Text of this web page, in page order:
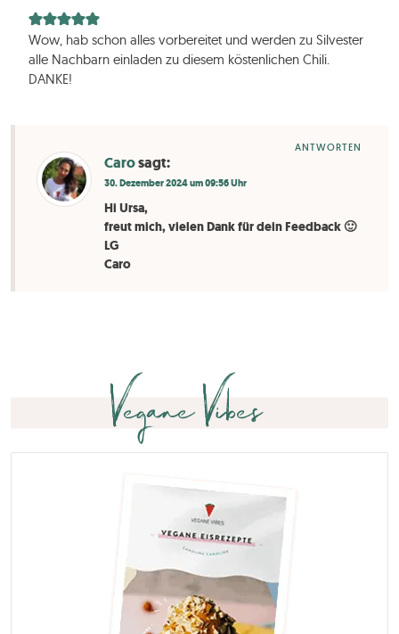
Wow, hab schon alles vorbereitet und werden zu Silvester
alle Nachbarn einladen zu diesem köstenlichen Chili.
DANKE!
Carosagt:
30. Dezember 2024 um 09:56 Uhr
Hi Ursa,
freut mich, vielen Dank für dein Feedback 🙂
LG
Caro
ANTWORTEN
Vegane Vibes